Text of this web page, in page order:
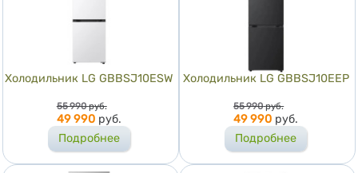
Холодильник LG GBBSJ10ESW
Цена
55 990 руб.
49 990 руб.
Подробнее
Холодильник LG GBBSJ10EEP
Цена
55 990 руб.
49 990 руб.
Подробнее